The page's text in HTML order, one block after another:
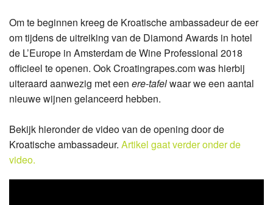
Om te beginnen kreeg de Kroatische ambassadeur de eer
om tijdens de uitreiking van de Diamond Awards in hotel
de L’Europe in Amsterdam de Wine Professional 2018
officieel te openen. Ook Croatingrapes.com was hierbij
uiteraard aanwezig met eenere-tafelwaar we een aantal
nieuwe wijnen gelanceerd hebben.
Bekijk hieronder de video van de opening door de
Kroatische ambassadeur.Artikel gaat verder onder de
video.